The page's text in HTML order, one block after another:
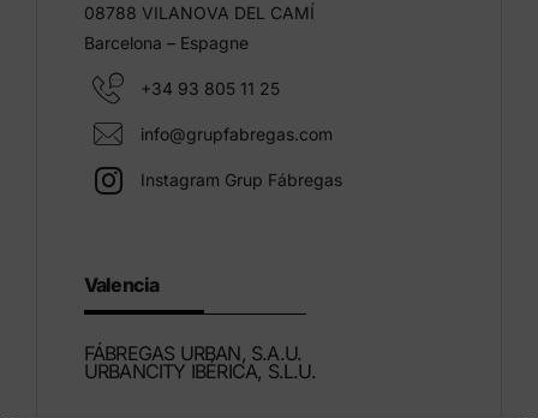
08788 VILANOVA DEL CAMÍ
Barcelona – Espagne
+34 93 805 11 25
info@grupfabregas.com
Instagram Grup Fábregas
Valencia
FÁBREGAS URBAN, S.A.U.
URBANCITY IBÉRICA, S.L.U.